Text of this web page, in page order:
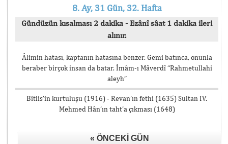
8. Ay, 31 Gün, 32. Hafta
Gündüzün kısalması 2 dakika - Ezânî sâat 1 dakika ileri
alınır.
Âlimin hatası, kaptanın hatasına benzer. Gemi batınca, onunla
beraber birçok insan da batar. İmâm-ı Mâverdî “Rahmetullahi
aleyh”
Bitlis’in kurtuluşu (1916) - Revan’ın fethi (1635) Sultan IV.
Mehmed Hân’ın taht’a çıkması (1648)
« ÖNCEKI GÜN